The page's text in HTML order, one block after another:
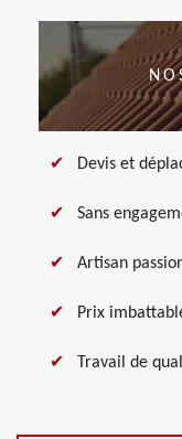
Devis et
Sans
Artisan
Prix
Travail de